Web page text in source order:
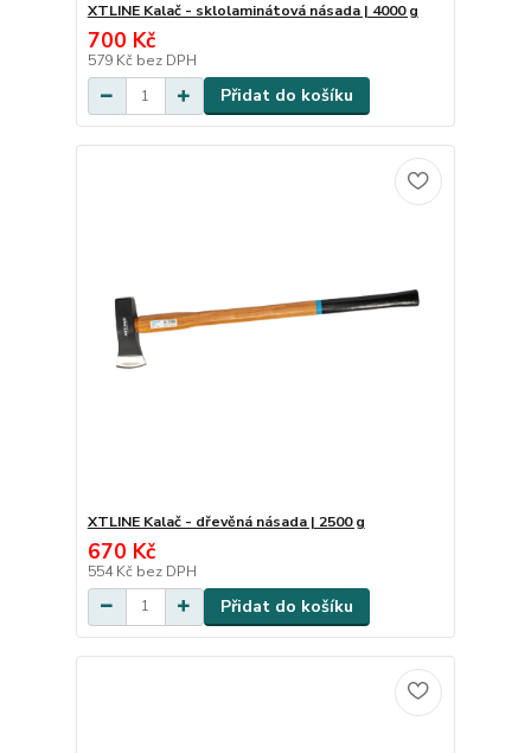
XTLINE Kalač - sklolaminátová násada | 4000 g
700 Kč
579 Kč bez DPH
Přidat do košíku
XTLINE Kalač - dřevěná násada | 2500 g
670 Kč
554 Kč bez DPH
Přidat do košíku